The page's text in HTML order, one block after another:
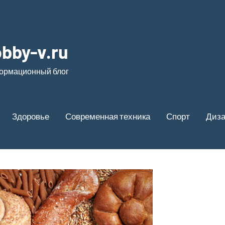
v.ru
блог
Здоровье Современная техника Спорт